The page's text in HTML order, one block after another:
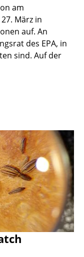
am
März in
auf. An
des EPA, in
sind. Auf der